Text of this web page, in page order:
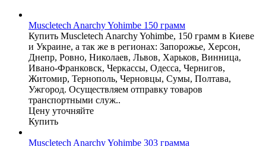
Muscletech Anarchy Yohimbe 150 грамм
Купить Muscletech Anarchy Yohimbe, 150 грамм в Киеве
и Украине, а так же в регионах: Запорожье, Херсон,
Днепр, Ровно, Николаев, Львов, Харьков, Винница,
Ивано-Франковск, Черкассы, Одесса, Чернигов,
Житомир, Тернополь, Черновцы, Сумы, Полтава,
Ужгород. Осуществляем отправку товаров
транспортными служ..
Цену уточняйте
Купить
Muscletech Anarchy Yohimbe 303 грамма